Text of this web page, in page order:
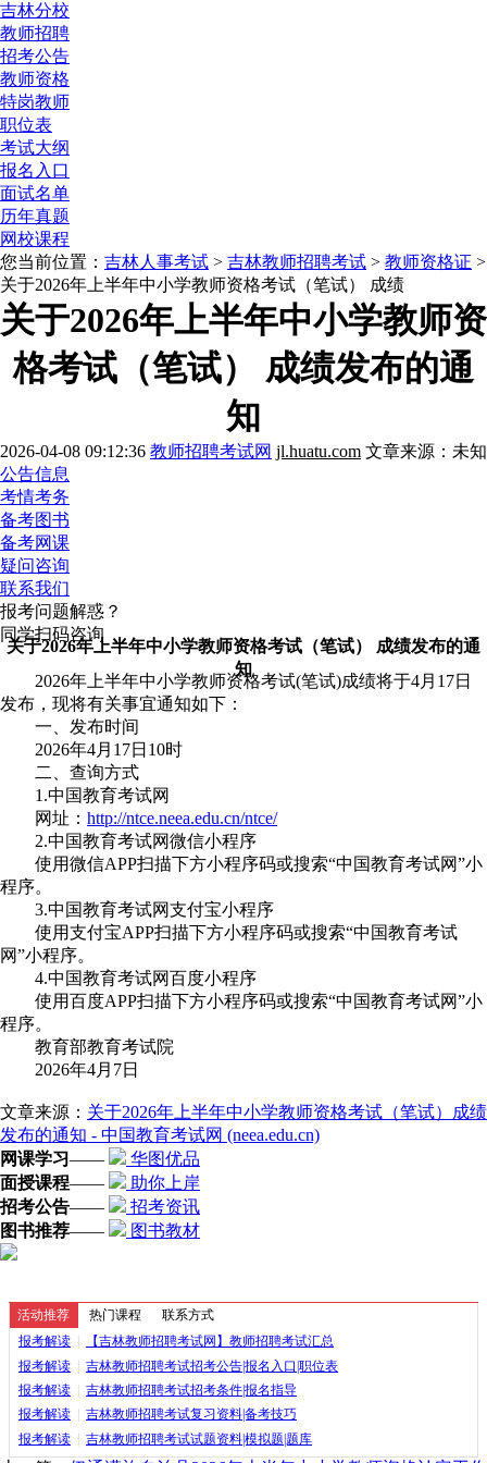
吉林分校
教师招聘
招考公告
教师资格
特岗教师
职位表
考试大纲
报名入口
面试名单
历年真题
网校课程
您当前位置： 吉林人事考试 > 吉林教师招聘考试 > 教师资格证 >
关于2026年上半年中小学教师资格考试（笔试） 成绩
关于2026年上半年中小学教师资
格考试（笔试） 成绩发布的通
知
2026-04-08 09:12:36 教师招聘考试网 jl.huatu.com 文章来源：未知
公告信息
考情考务
备考图书
备考网课
疑问咨询
联系我们
报考问题解惑？
同学扫码咨询
关于2026年上半年中小学教师资格考试（笔试） 成绩发布的通
知
2026年上半年中小学教师资格考试(笔试)成绩将于4月17日
发布，现将有关事宜通知如下：
一、发布时间
2026年4月17日10时
二、查询方式
1.中国教育考试网
网址： http://ntce.neea.edu.cn/ntce/
2.中国教育考试网微信小程序
使用微信APP扫描下方小程序码或搜索“中国教育考试网”小
程序。
3.中国教育考试网支付宝小程序
使用支付宝APP扫描下方小程序码或搜索“中国教育考试
网”小程序。
4.中国教育考试网百度小程序
使用百度APP扫描下方小程序码或搜索“中国教育考试网”小
程序。
教育部教育考试院
2026年4月7日
文章来源： 关于2026年上半年中小学教师资格考试（笔试）成绩
发布的通知 - 中国教育考试网 (neea.edu.cn)
网课学习——
华图优品
面授课程——
助你上岸
招考公告——
招考资讯
图书推荐—— 图书教材
活动推荐 热门课程 联系方式
报考解读
【吉林教师招聘考试网】教师招聘考试汇总
报考解读
吉林教师招聘考试招考公告|报名入口|职位表
报考解读
吉林教师招聘考试招考条件|报名指导
报考解读
吉林教师招聘考试复习资料|备考技巧
报考解读
吉林教师招聘考试试题资料|模拟题|题库